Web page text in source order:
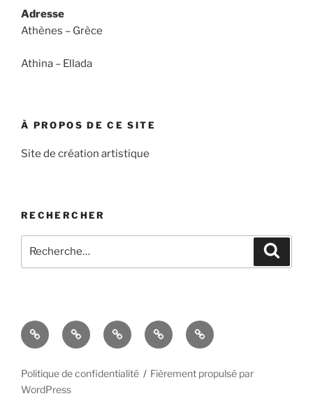
Adresse
Athènes – Grèce
Athina – Ellada
À PROPOS DE CE SITE
Site de création artistique
RECHERCHER
pour
Accueil À
propos
Blog Contact Politique
de
Politique de confidentialité
Fièrement propulsé par
WordPress